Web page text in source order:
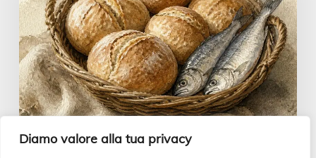
Diamo valore alla tua privacy
o
uno
stufato
di
carne?
Vangelo